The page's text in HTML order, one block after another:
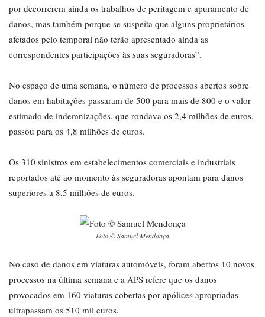
por decorrerem ainda os trabalhos de peritagem e apuramento de
danos, mas também porque se suspeita que alguns proprietários
afetados pelo temporal não terão apresentado ainda as
correspondentes participações às suas seguradoras”.
No espaço de uma semana, o número de processos abertos sobre
danos em habitações passaram de 500 para mais de 800 e o valor
estimado de indemnizações, que rondava os 2,4 milhões de euros,
passou para os 4,8 milhões de euros.
Os 310 sinistros em estabelecimentos comerciais e industriais
reportados até ao momento às seguradoras apontam para danos
superiores a 8,5 milhões de euros.
Foto © Samuel Mendonça
No caso de danos em viaturas automóveis, foram abertos 10 novos
processos na última semana e a APS refere que os danos
provocados em 160 viaturas cobertas por apólices apropriadas
ultrapassam os 510 mil euros.